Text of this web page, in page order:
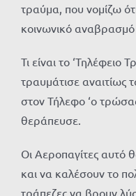
τραύμα, που νομίζω
κοινωνικό αναβρασμό
Τι είναι το ‘Τηλέφειο
τραυμάτισε αναιτίως
στον Τήλεφο ‘ο
θεράπευσε.
Οι Αεροπαγίτες αυτό
και να καλέσουν το
τράπεζες να βρουν